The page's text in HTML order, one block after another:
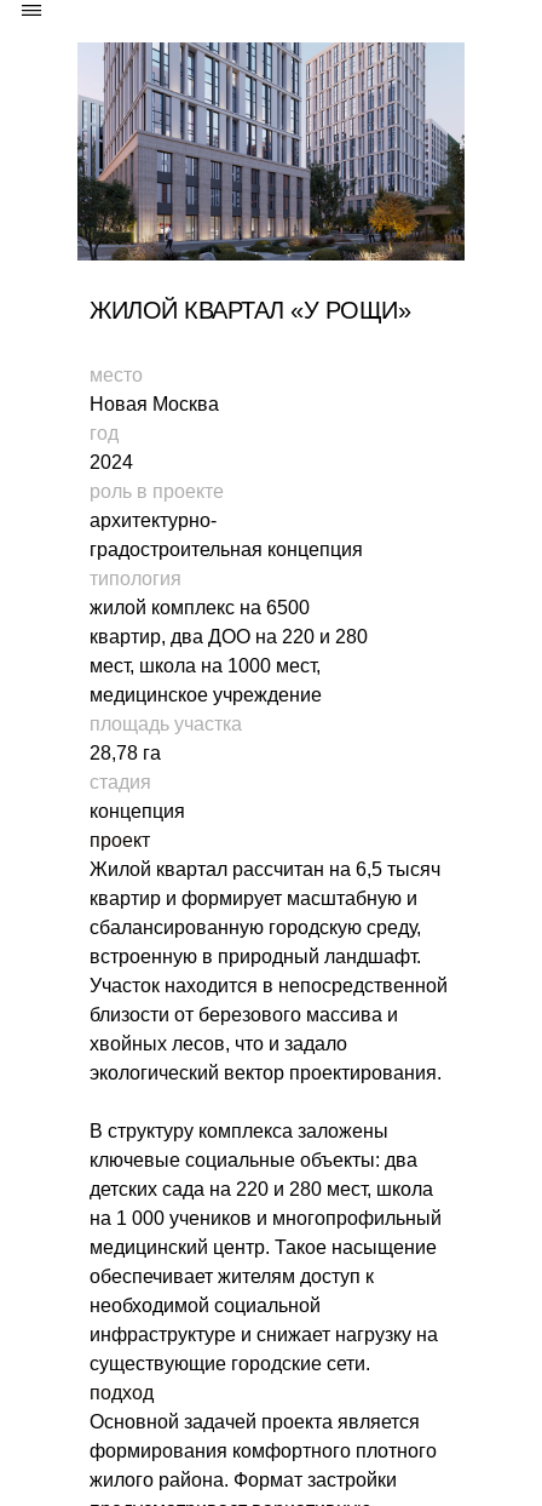
ЖИЛОЙ КВАРТАЛ «У РОЩИ»
место
Новая Москва
год
2024
роль в проекте
архитектурно-
градостроительная концепция
типология
жилой комплекс на 6500
квартир, два ДОО на 220 и 280
мест, школа на 1000 мест,
медицинское учреждение
площадь участка
28,78 га
стадия
концепция
проект
Жилой квартал рассчитан на 6,5 тысяч
квартир и формирует масштабную и
сбалансированную городскую среду,
встроенную в природный ландшафт.
Участок находится в непосредственной
близости от березового массива и
хвойных лесов, что и задало
экологический вектор проектирования.
В структуру комплекса заложены
ключевые социальные объекты: два
детских сада на 220 и 280 мест, школа
на 1 000 учеников и многопрофильный
медицинский центр. Такое насыщение
обеспечивает жителям доступ к
необходимой социальной
инфраструктуре и снижает нагрузку на
существующие городские сети.
подход
Основной задачей проекта является
формирования комфортного плотного
жилого района. Формат застройки